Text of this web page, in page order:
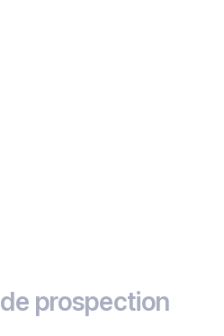
de prospection